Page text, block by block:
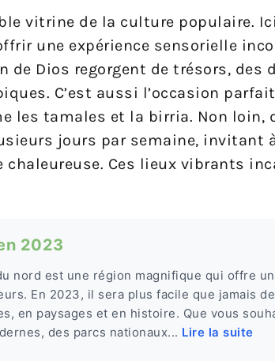
vitrine de la culture populaire.
une expérience sensorielle
de Dios regorgent de trésors, des
C’est aussi l’occasion
les tamales et la birria. Non loin,
jours par semaine, invitant
Ces lieux vibrants
2023
nord est une région magnifique qui offre
En 2023, il sera plus facile que jamais
en paysages et en histoire. Que vous
des parcs nationaux... Lire la suite